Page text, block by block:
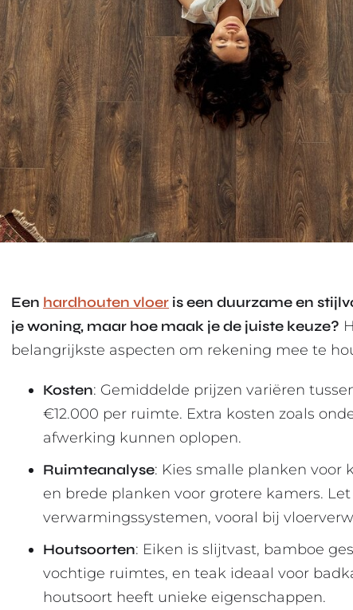
Een hardhouten vloer is een duurzame en
je woning, maar hoe maak je de juiste keuze?
belangrijkste aspecten om rekening mee te
Kosten: Gemiddelde prijzen variëren
€12.000 per ruimte. Extra kosten zoals
afwerking kunnen oplopen.
Ruimteanalyse: Kies smalle planken voor
en brede planken voor grotere kamers.
verwarmingssystemen, vooral bij
Houtsoorten: Eiken is slijtvast, bamboe
vochtige ruimtes, en teak ideaal voor
houtsoort heeft unieke eigenschappen.